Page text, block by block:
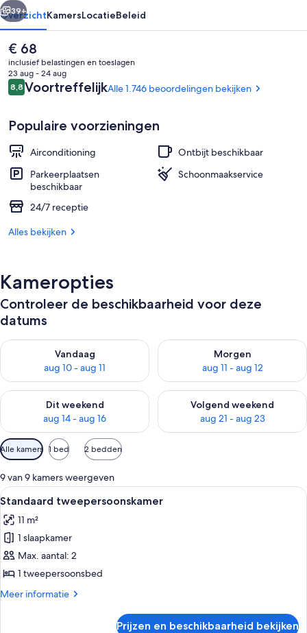
Voorkant accommodatie - avond/
39+
OverzichtKamersLocatieBeleid
De
huidige
prijs
is
€ 68
€ 68
inclusief belastingen en toeslagen
23 aug - 24 aug
Beoordelingen
8,88,8 op 10 –
VoortreffelijkAlle 1.746 beoordelingen bekijken
Populaire voorzieningen
Airconditioning
Ontbijt beschikbaar
Parkeerplaatsen
beschikbaar
Schoonmaakservice
24/7 receptie
Alles bekijken
Kameropties
Controleer de beschikbaarheid voor deze
datums
Vandaag
aug 10 - aug 11
De beschikbaarheid controleren voor vanavond aug 10 - aug
Morgen
aug 11 - aug 12
De beschikbaarheid
Dit weekend
aug 14 - aug 16
De beschikbaarheid controleren voor dit weekend aug 14 -
Volgend weekend
aug 21 - aug 23
De beschikbaarheid
Beschikbare
filters
voor
kamers
Alle kamers 1 bed 2 bedden
9 van 9 kamers weergeven
Alle
foto's
voor
Standaard
tweepersoonskamer
laden
Een hotelkamer met een groot bed,
6
Standaard tweepersoonskamer
11 m²
1 slaapkamer
Max. aantal: 2
1 tweepersoonsbed
Meer informatie
Meer
Prijzen en beschikbaarheid bekijken